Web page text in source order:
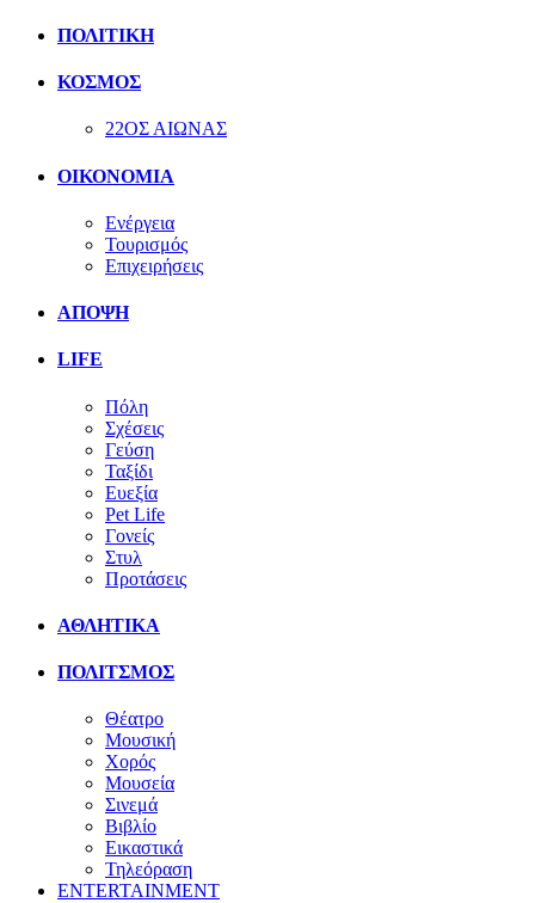
ΠΟΛΙΤΙΚΗ
ΚΟΣΜΟΣ
22ΟΣ ΑΙΩΝΑΣ
ΟΙΚΟΝΟΜΙΑ
Ενέργεια
Τουρισμός
Επιχειρήσεις
ΑΠΟΨΗ
LIFE
Πόλη
Σχέσεις
Γεύση
Ταξίδι
Ευεξία
Pet Life
Γονείς
Στυλ
Προτάσεις
ΑΘΛΗΤΙΚΑ
ΠΟΛΙΤΣΜΟΣ
Θέατρο
Μουσική
Χορός
Μουσεία
Σινεμά
Βιβλίο
Εικαστικά
Τηλεόραση
ENTERTAINMENT